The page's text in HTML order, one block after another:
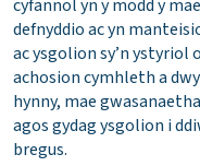
cyfannol yn y modd y
defnyddio ac yn
ac ysgolion sy’n ystyriol
achosion cymhleth a
hynny, mae
agos gydag ysgolion i
bregus.